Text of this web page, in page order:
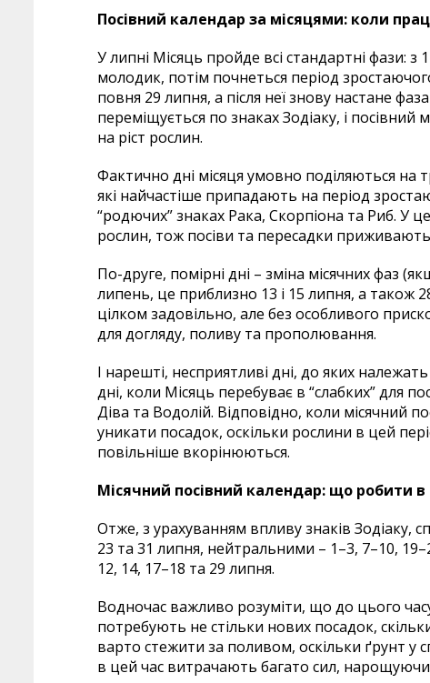
Посівний календар за місяцями: коли
У липні Місяць пройде всі стандартні фази:
молодик, потім почнеться період
повня 29 липня, а після неї знову настане
переміщується по знаках Зодіаку, і
на ріст рослин.
Фактично дні місяця умовно поділяються на
які найчастіше припадають на період
“родючих” знаках Рака, Скорпіона та Риб. У
рослин, тож посіви та пересадки
По-друге, помірні дні – зміна місячних фаз
липень, це приблизно 13 і 15 липня, а також
цілком задовільно, але без особливого
для догляду, поливу та прополювання.
І нарешті, несприятливі дні, до яких
дні, коли Місяць перебуває в “слабких” для
Діва та Водолій. Відповідно, коли місячний
уникати посадок, оскільки рослини в цей
повільніше вкорінюються.
Місячний посівний календар: що робити в
Отже, з урахуванням впливу знаків Зодіаку,
23 та 31 липня, нейтральними – 1–3, 7–10,
12, 14, 17–18 та 29 липня.
Водночас важливо розуміти, що до цього
потребують не стільки нових посадок,
варто стежити за поливом, оскільки ґрунт
в цей час витрачають багато сил, нарощуючи